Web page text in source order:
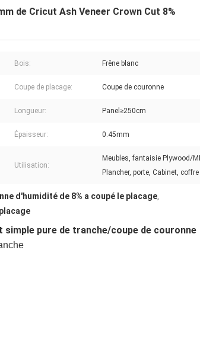
de Cricut Ash Veneer Crown Cut 8%
Bois: Frêne blanc
Coupe de placage: Coupe de couronne
Longueur: Panel≥250cm
Épaisseur: 0.45mm
Utilisation:
Meubles, fantaisie Plywood/
Plancher, porte, Cabinet, coffre
d'humidité de 8% a coupé le placage,
simple pure de tranche/coupe de couronne